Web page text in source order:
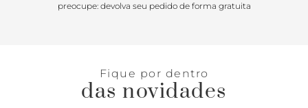
preocupe: devolva seu pedido de forma gratuita
Fique por dentro
das novidades